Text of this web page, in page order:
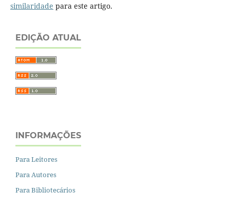
similaridade para este artigo.
EDIÇÃO ATUAL
INFORMAÇÕES
Para Leitores
Para Autores
Para Bibliotecários